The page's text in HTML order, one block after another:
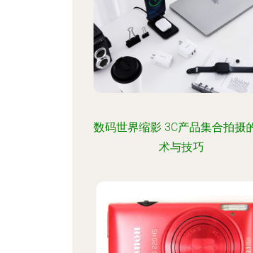
数码世界缩影 3C产品集合拍摄
术与技巧